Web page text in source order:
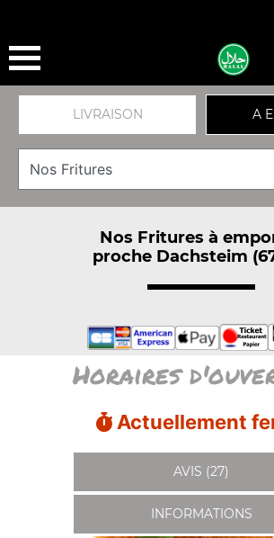
LIVRAISON A
Nos Fritures à
proche Dachsteim
Horaires
Actuellement
AVIS (27)
INFORMATIONS